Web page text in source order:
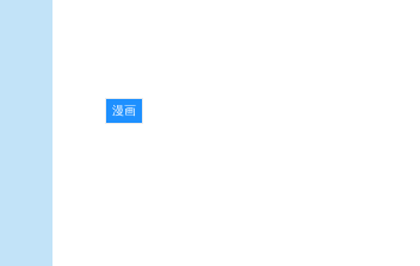
漫画